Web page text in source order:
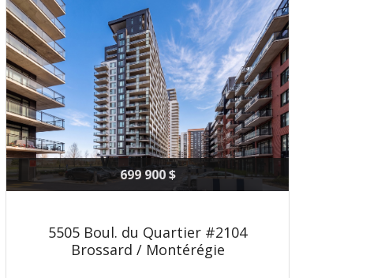
699 900 $
5505 Boul. du Quartier #2104
Brossard / Montérégie